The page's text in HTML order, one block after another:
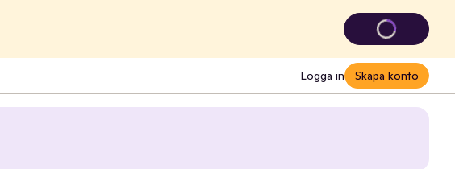
Logga in Skapa konto